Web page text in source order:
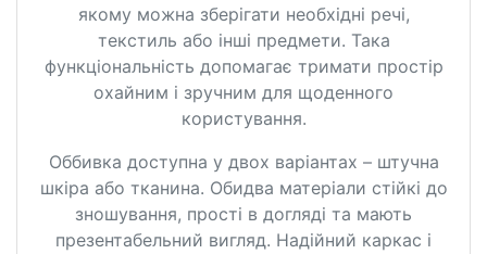
якому можна зберігати необхідні речі,
текстиль або інші предмети. Така
функціональність допомагає тримати простір
охайним і зручним для щоденного
користування.
Оббивка доступна у двох варіантах – штучна
шкіра або тканина. Обидва матеріали стійкі до
зношування, прості в догляді та мають
презентабельний вигляд. Надійний каркас і